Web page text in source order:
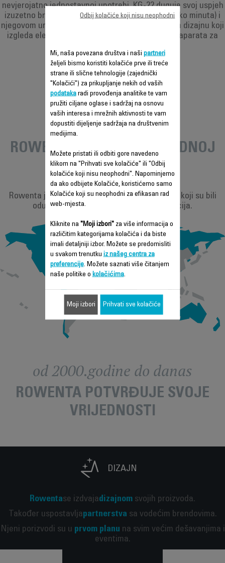
nevjerojatno jednostavnoj upotrebi, KG-22 duguje svoj uspjeh
izuzetno brzoj izvedbi (1 litru kafe u samo nekoliko minuta) i
njegovom uravnoteženom narandžastom i bijelom dizajnu koji
izgleda elegantno na svakom stolu. 1,1 milijuna aparata za
razvoj
ROWENTE NA MEĐUNARODNOJ
RAZINI
Rowenta je ostavila trajan dojam na potrošače koji su bili
oduševljeni kvalitetom proizvoda i inovacija.
od 2000.godine do danas
ROWENTA POTVRĐUJE SVOJE
VRIJEDNOSTI
DIZAJN
Rowentase izdvajadizajnom svojih proizvoda.
Također uspostavljapartnerstva sa vodećim brendovima.
Njeni porizvodi su u prvom planu na svim većim dešavanjima i
eventima.
Mi, naša povezana društva i naši partneri
željeli bismo koristiti kolačiće prve ili treće
strane ili slične tehnologije (zajednički
"Kolačići") za prikupljanje nekih od vaših
podatakaradi provođenja analitike te vam
pružiti ciljane oglase i sadržaj na osnovu
vaših interesa i mrežnih aktivnosti te vam
dopustiti dijeljenje sadržaja na društvenim
medijima.
Možete pristati ili odbiti gore navedeno
klikom na "Prihvati sve kolačiće" ili "Odbij
kolačiće koji nisu neophodni". Napominjemo
da ako odbijete Kolačiće, koristićemo samo
Kolačiće koji su neophodni za efikasan rad
web-mjesta.
Kliknite na "Moji izbori"za više informacija o
različitim kategorijama kolačića i da biste
imali detaljniji izbor. Možete se predomisliti
u svakom trenutku iz našeg centra za
preferencije. Možete saznati više čitanjem
naše politike o kolačićima.
Odbij kolačiće koji nisu neophodni
Moji izbori Prihvati sve kolačiće